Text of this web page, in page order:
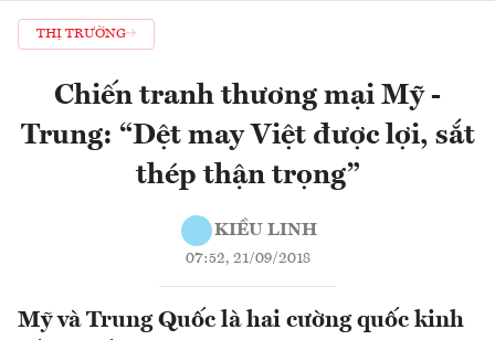
THỊ TRƯỜNG
Chiến tranh thương mại Mỹ -
Trung: “Dệt may Việt được lợi, sắt
thép thận trọng”
KIỀU LINH
07:52, 21/09/2018
Mỹ và Trung Quốc là hai cường quốc kinh